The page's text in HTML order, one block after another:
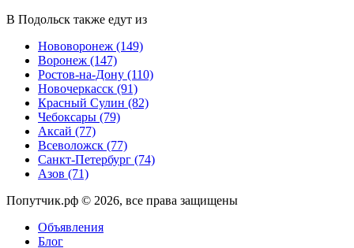
В Подольск также едут из
Нововоронеж (149)
Воронеж (147)
Ростов-на-Дону (110)
Новочеркасск (91)
Красный Сулин (82)
Чебоксары (79)
Аксай (77)
Всеволожск (77)
Санкт-Петербург (74)
Азов (71)
Попутчик.рф © 2026, все права защищены
Объявления
Блог